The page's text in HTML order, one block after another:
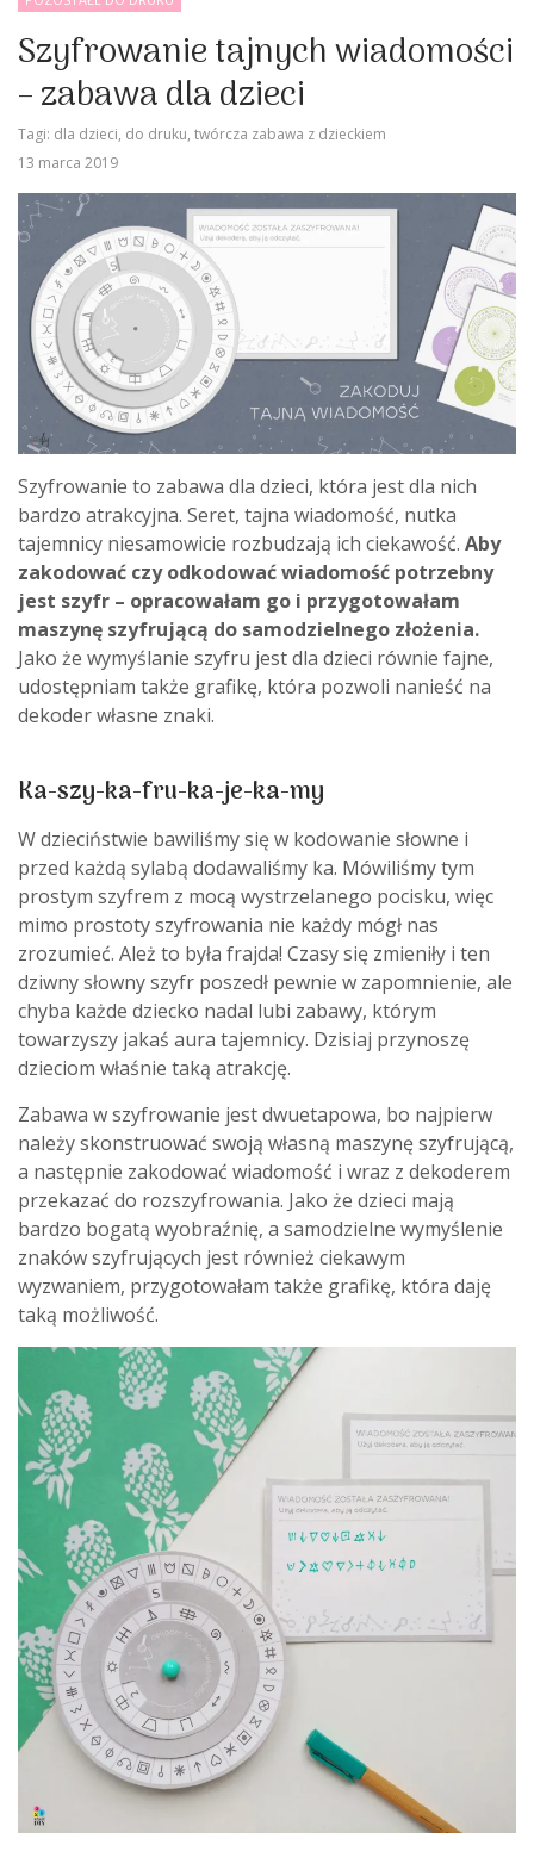
Szyfrowanie tajnych wiadomości
– zabawa dla dzieci
Tagi: dla dzieci, do druku, twórcza zabawa z dzieckiem
13 marca 2019
Szyfrowanie to zabawa dla dzieci, która jest dla nich
bardzo atrakcyjna. Seret, tajna wiadomość, nutka
tajemnicy niesamowicie rozbudzają ich ciekawość. Aby
zakodować czy odkodować wiadomość potrzebny
jest szyfr – opracowałam go i przygotowałam
maszynę szyfrującą do samodzielnego złożenia.
Jako że wymyślanie szyfru jest dla dzieci równie fajne,
udostępniam także grafikę, która pozwoli nanieść na
dekoder własne znaki.
Ka-szy-ka-fru-ka-je-ka-my
W dzieciństwie bawiliśmy się w kodowanie słowne i
przed każdą sylabą dodawaliśmy ka. Mówiliśmy tym
prostym szyfrem z mocą wystrzelanego pocisku, więc
mimo prostoty szyfrowania nie każdy mógł nas
zrozumieć. Ależ to była frajda! Czasy się zmieniły i ten
dziwny słowny szyfr poszedł pewnie w zapomnienie, ale
chyba każde dziecko nadal lubi zabawy, którym
towarzyszy jakaś aura tajemnicy. Dzisiaj przynoszę
dzieciom właśnie taką atrakcję.
Zabawa w szyfrowanie jest dwuetapowa, bo najpierw
należy skonstruować swoją własną maszynę szyfrującą,
a następnie zakodować wiadomość i wraz z dekoderem
przekazać do rozszyfrowania. Jako że dzieci mają
bardzo bogatą wyobraźnię, a samodzielne wymyślenie
znaków szyfrujących jest również ciekawym
wyzwaniem, przygotowałam także grafikę, która daję
taką możliwość.